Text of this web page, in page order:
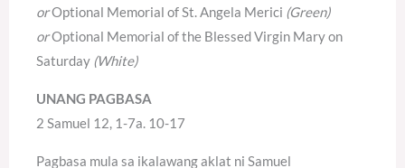
orOptional Memorial of St. Angela Merici (Green)
orOptional Memorial of the Blessed Virgin Mary on
Saturday (White)
UNANG PAGBASA
2 Samuel 12, 1-7a. 10-17
Pagbasa mula sa ikalawang aklat ni Samuel